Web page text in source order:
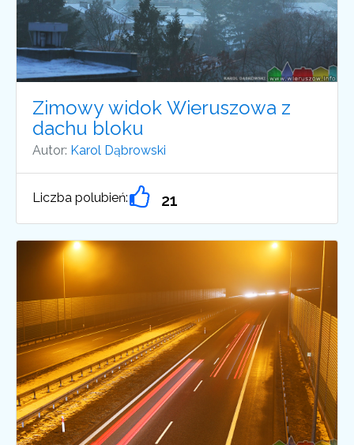
Zimowy widok Wieruszowa z
dachu bloku
Autor: Karol Dąbrowski
Liczba polubień: 21